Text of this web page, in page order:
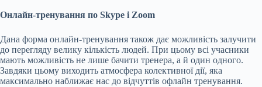
Онлайн-тренування по Skype і Zoom
Дана форма онлайн-тренування також дає можливість залучити
до перегляду велику кількість людей. При цьому всі учасники
мають можливість не лише бачити тренера, а й один одного.
Завдяки цьому виходить атмосфера колективної дії, яка
максимально наближає нас до відчуттів офлайн тренування.